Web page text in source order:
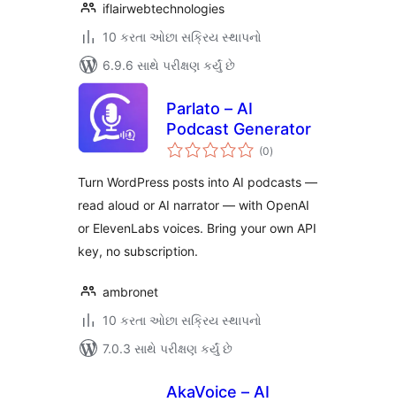
iflairwebtechnologies
10 કરતા ઓછા સક્રિય સ્થાપનો
6.9.6 સાથે પરીક્ષણ કર્યું છે
Parlato – AI
Podcast Generator
(0કુલ
રેટિંગ્સ
)
Turn WordPress posts into AI podcasts —
read aloud or AI narrator — with OpenAI
or ElevenLabs voices. Bring your own API
key, no subscription.
ambronet
10 કરતા ઓછા સક્રિય સ્થાપનો
7.0.3 સાથે પરીક્ષણ કર્યું છે
AkaVoice – AI